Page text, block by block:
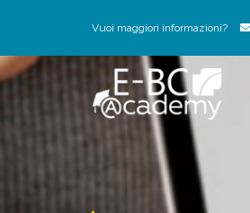
Vuoi maggiori informazioni?